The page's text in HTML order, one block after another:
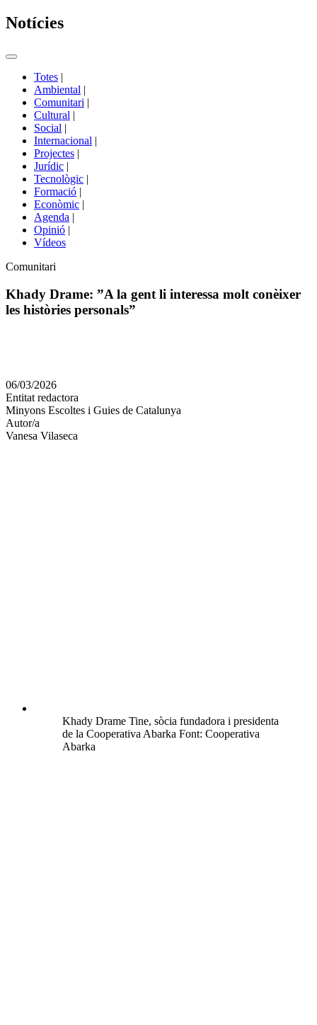
Notícies
Commutador
portals
Totes |
Ambiental |
Comunitari |
Cultural |
Social |
Internacional |
Projectes |
Jurídic |
Tecnològic |
Formació |
Econòmic |
Agenda |
Opinió |
Vídeos
Àmbit
la
notícia
Comunitari
Khady Drame: ”A la gent li interessa molt conèixer
les històries personals”
en
altres
xarxes
socials
06/03/2026
Entitat redactora
Minyons Escoltes i Guies de Catalunya
Autor/a
Vanesa Vilaseca
Khady Drame Tine, sòcia fundadora i presidenta
de la Cooperativa Abarka Font: Cooperativa
Abarka